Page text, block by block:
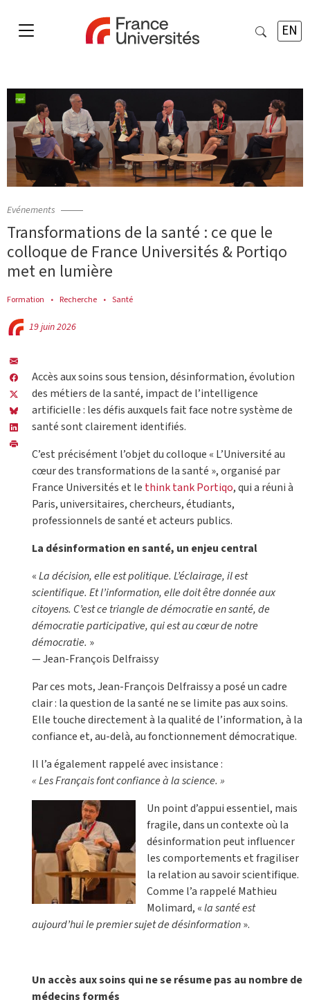
EN
Evénements
Transformations de la santé : ce que le
colloque de France Universités & Portiqo
met en lumière
Formation Recherche Santé
19 juin 2026
Accès aux soins sous tension, désinformation, évolution
des métiers de la santé, impact de l’intelligence
artificielle : les défis auxquels fait face notre système de
santé sont clairement identifiés.
C’est précisément l’objet du colloque « L’Université au
cœur des transformations de la santé », organisé par
France Universités et le think tank Portiqo, qui a réuni à
Paris, universitaires, chercheurs, étudiants,
professionnels de santé et acteurs publics.
La désinformation en santé, un enjeu central
«La décision, elle est politique. L’éclairage, il est
scientifique. Et l’information, elle doit être donnée aux
citoyens. C’est ce triangle de démocratie en santé, de
démocratie participative, qui est au cœur de notre
démocratie. »
— Jean-François Delfraissy
Par ces mots, Jean-François Delfraissy a posé un cadre
clair : la question de la santé ne se limite pas aux soins.
Elle touche directement à la qualité de l’information, à la
confiance et, au-delà, au fonctionnement démocratique.
Il l’a également rappelé avec insistance :
« Les Français font confiance à la science. »
Un point d’appui essentiel, mais
fragile, dans un contexte où la
désinformation peut influencer
les comportements et fragiliser
la relation au savoir scientifique.
Comme l’a rappelé Mathieu
Molimard, «la santé est
aujourd’hui le premier sujet de désinformation».
Un accès aux soins qui ne se résume pas au nombre de
médecins formés